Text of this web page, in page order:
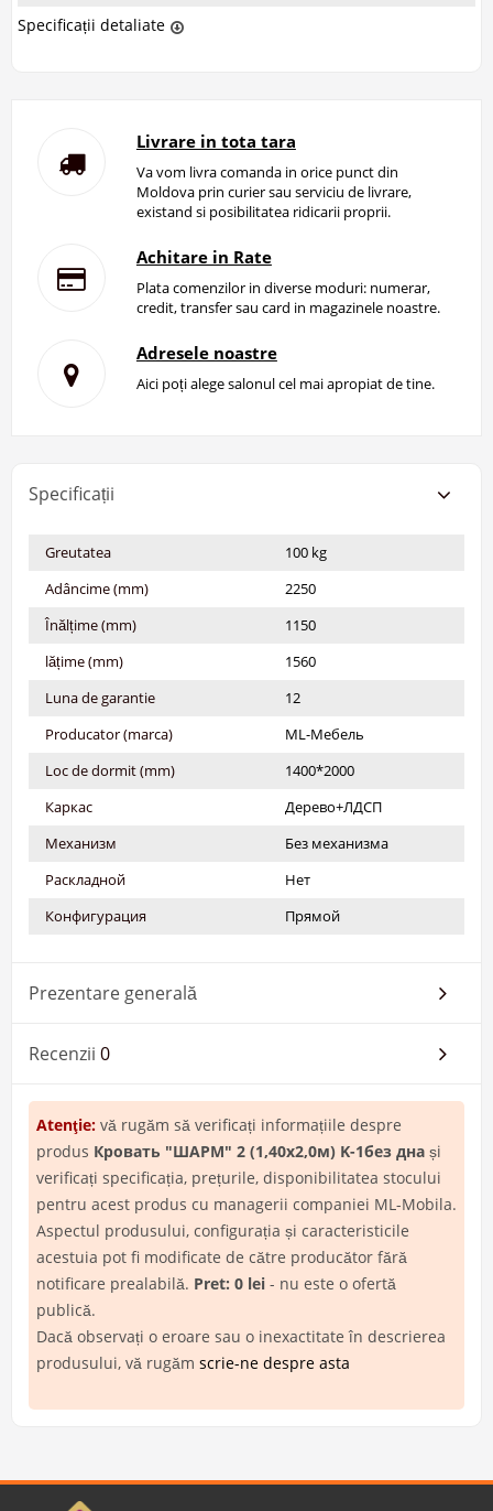
Specificații detaliate
Livrare in tota tara
Va vom livra comanda in orice punct din
Moldova prin curier sau serviciu de livrare,
existand si posibilitatea ridicarii proprii.
Achitare in Rate
Plata comenzilor in diverse moduri: numerar,
credit, transfer sau card in magazinele noastre.
Adresele noastre
Aici poți alege salonul cel mai apropiat de tine.
Specificații
Greutatea
100 kg
Adâncime (mm)
2250
Înălțime (mm)
1150
lățime (mm)
1560
Luna de garantie
12
Producator (marca)
ML-Мебель
Loc de dormit (mm)
1400*2000
Каркас
Дерево+ЛДСП
Механизм
Без механизма
Раскладной
Нет
Конфигурация
Прямой
Prezentare generală
Recenzii 0
Atenţie: vă rugăm să verificați informațiile despre
produs Кровать "ШАРМ" 2 (1,40х2,0м) K-1без дна și
verificați specificația, prețurile, disponibilitatea stocului
pentru acest produs cu managerii companiei ML-Mobila.
Aspectul produsului, configurația și caracteristicile
acestuia pot fi modificate de către producător fără
notificare prealabilă. Pret: 0 lei - nu este o ofertă
publică.
Dacă observați o eroare sau o inexactitate în descrierea
produsului, vă rugăm scrie-ne despre asta